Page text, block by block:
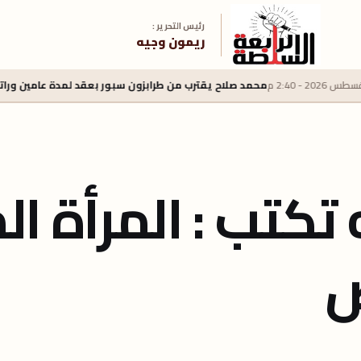
رئيس التحرير :
ريمون وجيه
محمد صلاح يقترب من طرابزون سبور بعقد لمدة عامين وراتب سنوي 22 مليون يورو
تكتب : المرأة